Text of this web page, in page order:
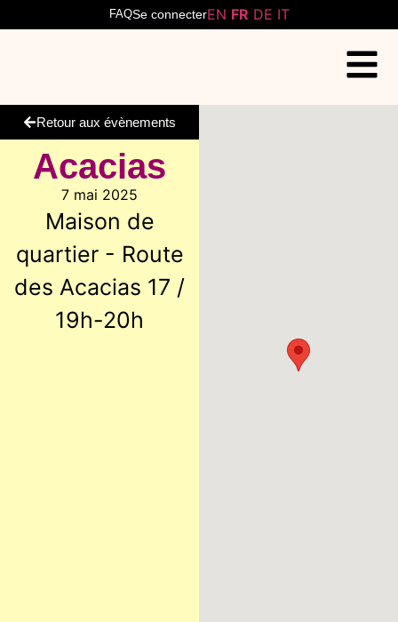
EN FR DE IT
FAQSe connecter
Retour aux évènements
Acacias
7 mai 2025
Maison de
quartier - Route
des Acacias 17 /
19h-20h